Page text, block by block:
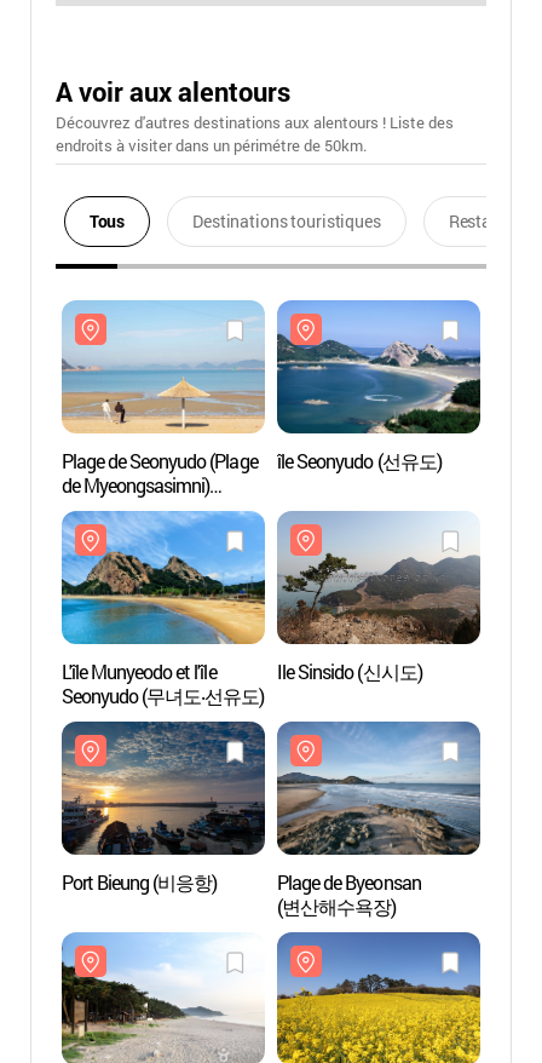
A voir aux alentours
Découvrez d'autres destinations aux alentours ! Liste des
endroits à visiter dans un périmétre de 50km.
Tous Destinations touristiques Restaurants
Plage de Seonyudo (Plage
de Myeongsasimni)
선유도해수욕장
(명사십리 해수욕장)
île Seonyudo (선유도)
L'île Munyeodo et l'île
Seonyudo (무녀도‧선유도)
Ile Sinsido (신시도)
Port Bieung (비응항)
Plage de Byeonsan
(변산해수욕장)